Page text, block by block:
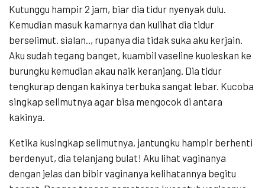
Kutunggu hampir 2 jam, biar dia tidur nyenyak dulu.
Kemudian masuk kamarnya dan kulihat dia tidur
berselimut. sialan.., rupanya dia tidak suka aku kerjain.
Aku sudah tegang banget, kuambil vaseline kuoleskan ke
burungku kemudian akau naik keranjang. Dia tidur
tengkurap dengan kakinya terbuka sangat lebar. Kucoba
singkap selimutnya agar bisa mengocok di antara
kakinya.
Ketika kusingkap selimutnya, jantungku hampir berhenti
berdenyut, dia telanjang bulat! Aku lihat vaginanya
dengan jelas dan bibir vaginanya kelihatannya begitu